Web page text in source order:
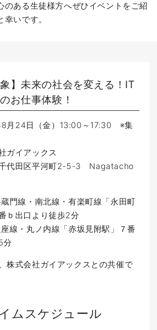
のある生徒様方へぜひイベントをご紹
いです。
】未来の社会を変える！ IT
お仕事体験！
8月24日（金）13:00～17:30 ※集
ガイアックス
代田区平河町2-5-3 Nagatacho
門線・南北線・有楽町線「永田町
ｂ出口より徒歩2分
線・丸ノ内線「赤坂見附駅」７番
分
株式会社ガイアックスとの共催で
ムスケジュール